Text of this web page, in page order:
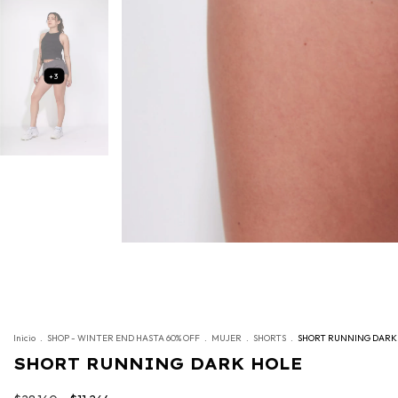
+3
Inicio . SHOP - WINTER END HASTA 60% OFF . MUJER . SHORTS . SHORT RUNNING
SHORT RUNNING DARK HOLE